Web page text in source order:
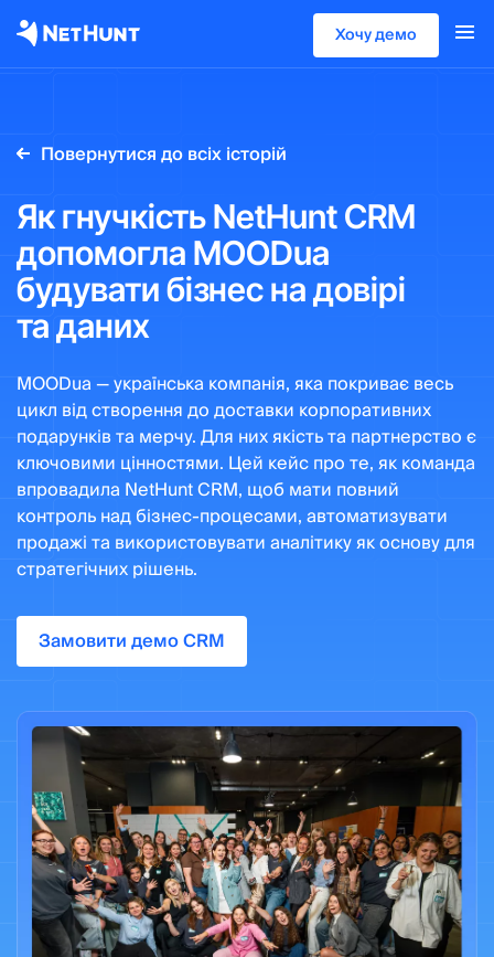
Хочу демо
Повернутися до всіх історій
Як гнучкість NetHunt CRM
допомогла MOODua
будувати бізнес на довірі
та даних
MOODua — українська компанія, яка покриває весь
цикл від створення до доставки корпоративних
подарунків та мерчу. Для них якість та партнерство є
ключовими цінностями. Цей кейс про те, як команда
впровадила NetHunt CRM, щоб мати повний
контроль над бізнес-процесами, автоматизувати
продажі та використовувати аналітику як основу для
стратегічних рішень.
Замовити демо CRM